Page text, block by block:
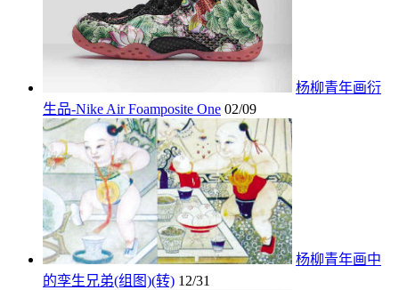
杨柳青年画衍
生品-Nike Air Foamposite One 02/09
杨柳青年画中
的孪生兄弟(组图)(转) 12/31